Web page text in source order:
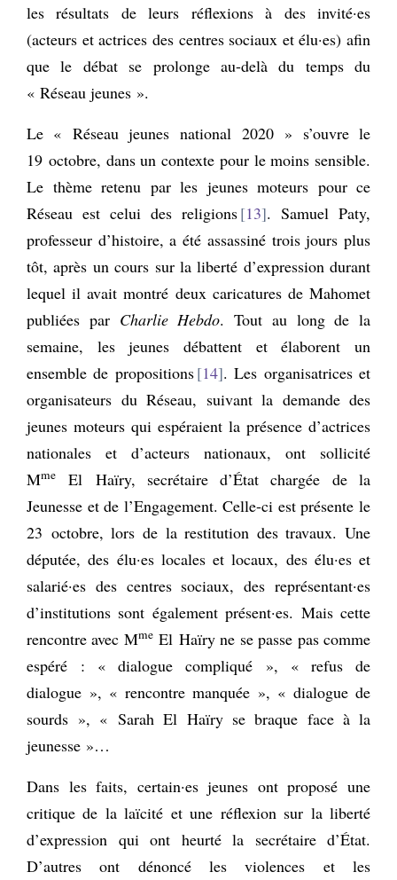
les résultats de leurs réflexions à des invité·es
(acteurs et actrices des centres sociaux et élu·es) afin
que le débat se prolonge au-delà du temps du
« Réseau jeunes ».
Le « Réseau jeunes national 2020 » s’ouvre le
19 octobre, dans un contexte pour le moins sensible.
Le thème retenu par les jeunes moteurs pour ce
Réseau est celui des religions 13 . Samuel Paty,
professeur d’histoire, a été assassiné trois jours plus
tôt, après un cours sur la liberté d’expression durant
lequel il avait montré deux caricatures de Mahomet
publiées par Charlie Hebdo. Tout au long de la
semaine, les jeunes débattent et élaborent un
ensemble de propositions 14 . Les organisatrices et
organisateurs du Réseau, suivant la demande des
jeunes moteurs qui espéraient la présence d’actrices
nationales et d’acteurs nationaux, ont sollicité
Mme
El Haïry, secrétaire d’État chargée de la
Jeunesse et de l’Engagement. Celle-ci est présente le
23 octobre, lors de la restitution des travaux. Une
députée, des élu·es locales et locaux, des élu·es et
salarié·es des centres sociaux, des représentant·es
d’institutions sont également présent·es. Mais cette
rencontre avec MmeEl Haïry ne se passe pas comme
espéré : « dialogue compliqué », « refus de
dialogue », « rencontre manquée », « dialogue de
sourds », « Sarah El Haïry se braque face à la
jeunesse »…
Dans les faits, certain·es jeunes ont proposé une
critique de la laïcité et une réflexion sur la liberté
d’expression qui ont heurté la secrétaire d’État.
D’autres ont dénoncé les violences et les